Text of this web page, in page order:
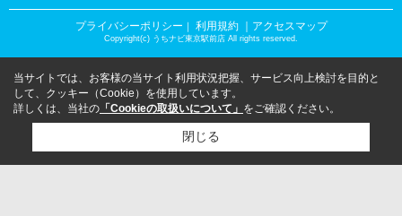
プライバシーポリシー 利用規約 ｜アクセスマップ
Copyright(c) うちナビ東京駅前店 All rights reserved.
当サイトでは、お客様の当サイト利用状況把握、サービス向上検討を目的と
して、クッキー（Cookie）を使用しています。
詳しくは、当社の 「Cookieの取扱いについて」 をご確認ください。
閉じる